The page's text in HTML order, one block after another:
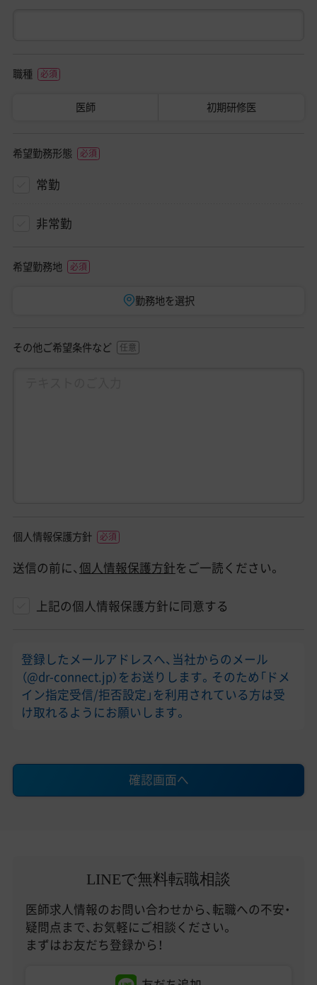
職種
医師 初期研修医
希望勤務形態
常勤
非常勤
希望勤務地
勤務地を選択
その他ご希望条件など
個人情報保護方針
送信の前に、個人情報保護方針をご一読ください。
上記の個人情報保護方針に同意する
登録したメールアドレスへ、当社からのメール
（@dr-connect.jp）をお送りします。そのため「ドメ
イン指定受信/拒否設定」を利用されている方は受
け取れるようにお願いします。
確認画面へ
LINEで無料転職相談
医師求人情報のお問い合わせから、転職への不安・
疑問点まで、お気軽にご相談ください。
まずはお友だち登録から！